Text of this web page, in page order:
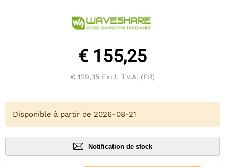
€ 155,25
€ 129,35 Excl. T.V.A. (FR)
Disponible à partir de 2026-08-21
Notification de stock